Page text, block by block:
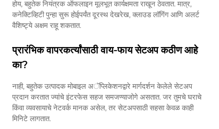
होय, बहुतेक नियंत्रक ऑफलाइन मूलभूत कार्यक्षमता राखून ठेवतात. मात्र,
कनेक्टिव्हिटी पुन्हा सुरू होईपर्यंत दूरस्थ देखरेख, क्लाउड लॉगिंग आणि अलर्ट
वैशिष्ट्ये अक्षम राहू शकतात.
प्रारंभिक वापरकर्त्यांसाठी वाय-फाय सेटअप कठीण आहे
का?
नाही, बहुतेक उत्पादक मोबाइल अॅप्लिकेशनद्वारे मार्गदर्शन केलेले सेटअप
प्रदान करतात ज्यांचे इंटरफेस सहज समजण्याजोगे असतात. जर तुमचे घराचे
किंवा व्यवसायाचे नेटवर्क मानक असेल, तर सेटअपसाठी सहसा केवळ काही
मिनिटे लागतात.